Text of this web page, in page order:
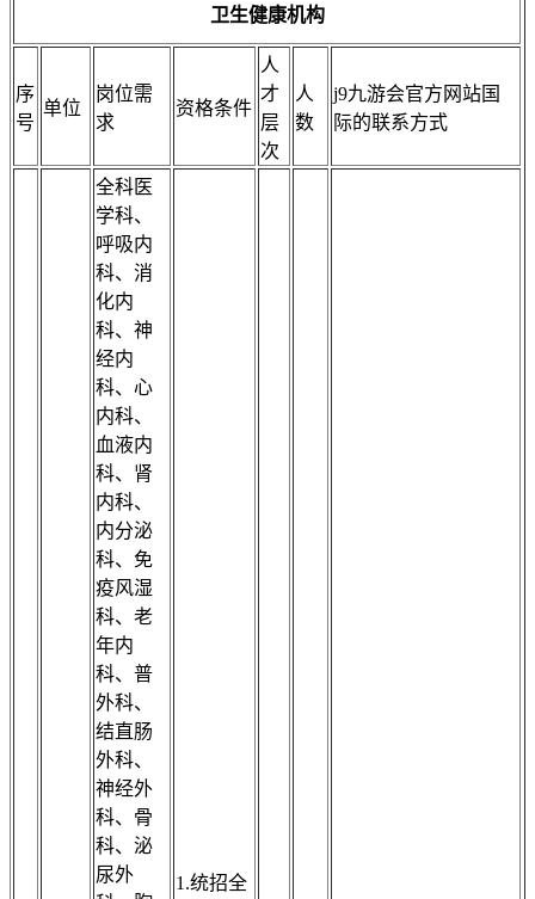
卫生健康机构
序
号
单位
岗位需
求
资格条件
人
才
层
次
人
数
j9九游会官方网站国
际的联系方式
全科医
学科、
呼吸内
科、消
化内
科、神
经内
科、心
内科、
血液内
科、肾
内科、
内分泌
科、免
疫风湿
科、老
年内
科、普
外科、
结直肠
外科、
神经外
科、骨
科、泌
尿外
1.统招全